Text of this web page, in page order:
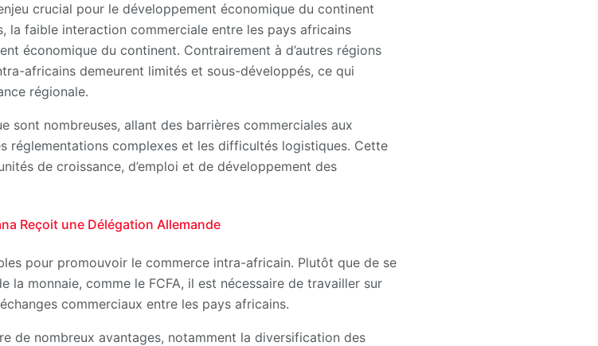
crucial pour le développement économique du continent
la faible interaction commerciale entre les pays africains
économique du continent. Contrairement à d’autres régions
africains demeurent limités et sous-développés, ce qui
régionale.
sont nombreuses, allant des barrières commerciales aux
réglementations complexes et les difficultés logistiques. Cette
de croissance, d’emploi et de développement des
Reçoit une Délégation Allemande
pour promouvoir le commerce intra-africain. Plutôt que de se
la monnaie, comme le FCFA, il est nécessaire de travailler sur
commerciaux entre les pays africains.
de nombreux avantages, notamment la diversification des